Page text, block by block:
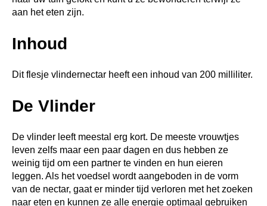
aan het eten zijn.
Inhoud
Dit flesje vlindernectar heeft een inhoud van 200 milliliter.
De Vlinder
De vlinder leeft meestal erg kort. De meeste vrouwtjes
leven zelfs maar een paar dagen en dus hebben ze
weinig tijd om een partner te vinden en hun eieren
leggen. Als het voedsel wordt aangeboden in de vorm
van de nectar, gaat er minder tijd verloren met het zoeken
naar eten en kunnen ze alle energie optimaal gebruiken